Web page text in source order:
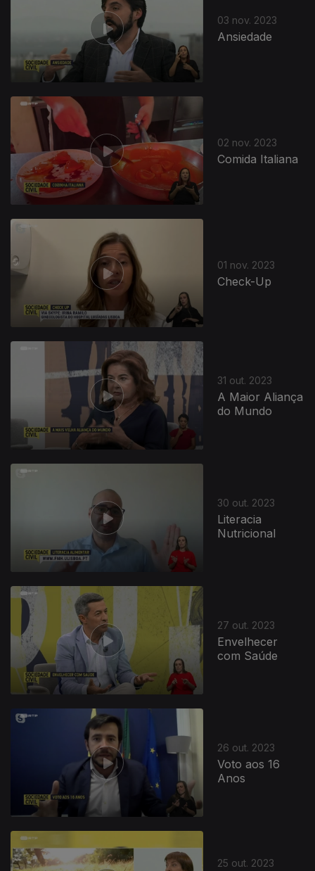
03 nov. 2023
Ansiedade
02 nov. 2023
Comida Italiana
01 nov. 2023
Check-Up
31 out. 2023
A Maior Aliança
do Mundo
30 out. 2023
Literacia
Nutricional
27 out. 2023
Envelhecer
com Saúde
26 out. 2023
Voto aos 16
Anos
25 out. 2023